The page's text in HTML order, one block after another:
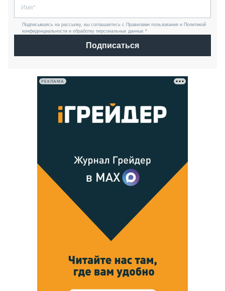
Подписываясь на рассылку, вы соглашаетесь с Правилами пользования и Политикой
конфиденциальности и обработку персональных данных *
Подписаться
РЕКЛАМА